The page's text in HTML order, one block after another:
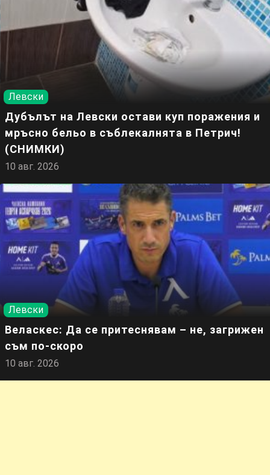
Левски
Дубълът на Левски остави куп поражения и
мръсно бельо в съблекалнята в Петрич!
(СНИМКИ)
10 авг. 2026
Левски
Веласкес: Да се притеснявам – не, загрижен
съм по-скоро
10 авг. 2026